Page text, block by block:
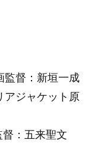
監督：新垣一成
アジャケット原
：五来聖文